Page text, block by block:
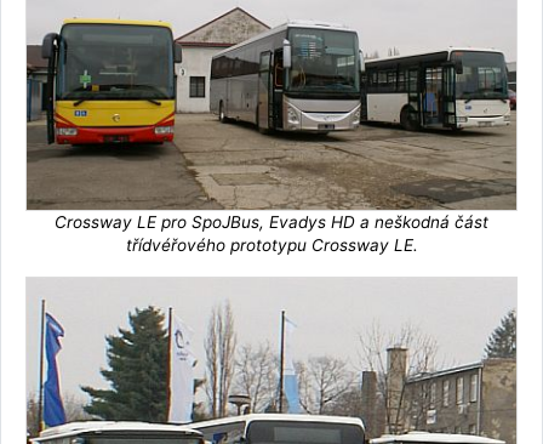
Crossway LE pro SpoJBus, Evadys HD a neškodná část
třídvéřového prototypu Crossway LE.